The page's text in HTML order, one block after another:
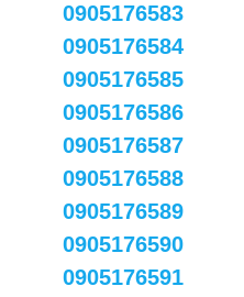
0905176583
0905176584
0905176585
0905176586
0905176587
0905176588
0905176589
0905176590
0905176591